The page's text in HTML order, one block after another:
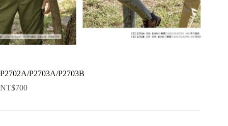
P2702A/P2703A/P2703B
NT$700